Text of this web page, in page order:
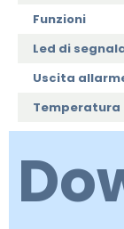
Funzioni
Led di
Uscita
Temperatura